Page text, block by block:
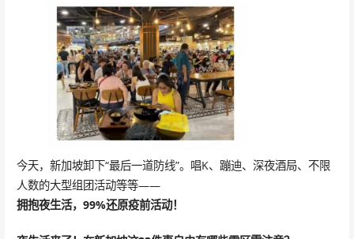
今天，新加坡卸下“最后一道防线”。唱K、蹦迪、深夜酒局、不限
人数的大型组团活动等等——
拥抱夜生活，99%还原疫前活动！